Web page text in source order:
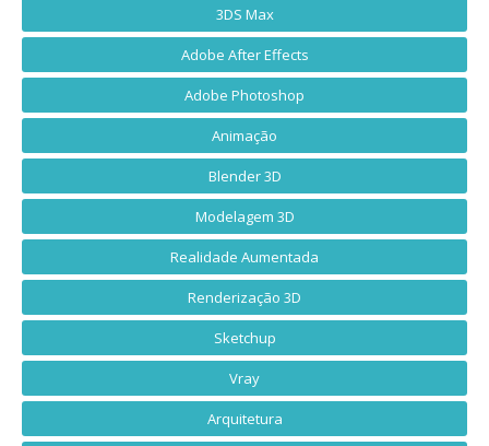
3DS Max
Adobe After Effects
Adobe Photoshop
Animação
Blender 3D
Modelagem 3D
Realidade Aumentada
Renderização 3D
Sketchup
Vray
Arquitetura